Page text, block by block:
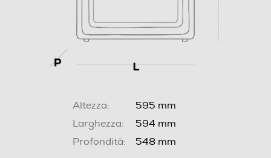
Altezza:
595 mm
Larghezza:
594 mm
Profondità:
548 mm